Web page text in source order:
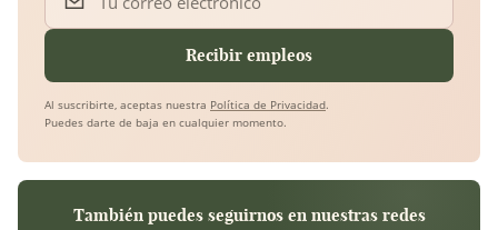
Tu correo electrónico
Recibir empleos
Al suscribirte, aceptas nuestra Política de Privacidad.
Puedes darte de baja en cualquier momento.
También puedes seguirnos en nuestras redes